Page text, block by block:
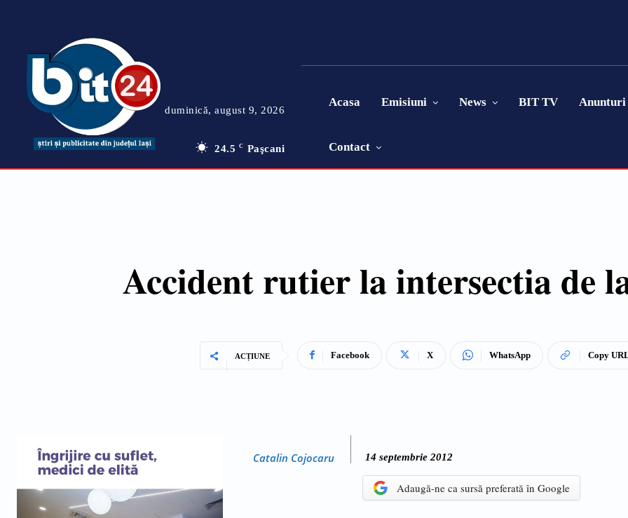
duminică, august 9, 2026
24.5 C Paşcani
Acasa Emisiuni News BIT TV Anunturi
Contact
Accident rutier la intersectia de
ACȚIUNE Facebook X WhatsApp Copy
Catalin Cojocaru 14 septembrie 2012
Adaugă-ne ca sursă preferată în Google